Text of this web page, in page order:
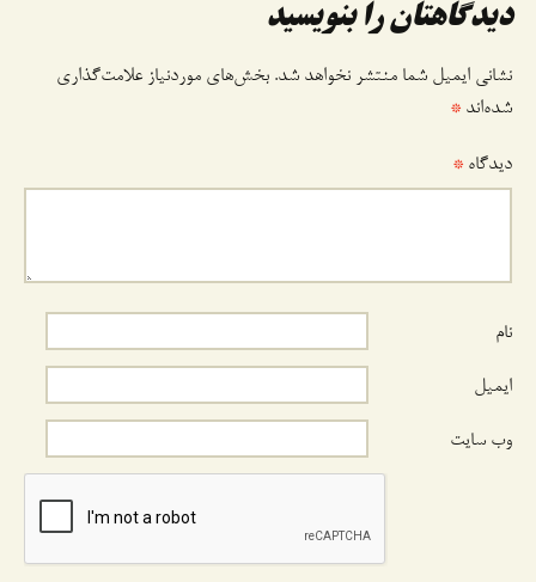
دیدگاهتان را بنویسید
نشانی ایمیل شما منتشر نخواهد شد. بخش‌های موردنیاز علامت‌گذاری
شده‌اند *
دیدگاه *
نام
ایمیل
وب‌ سایت